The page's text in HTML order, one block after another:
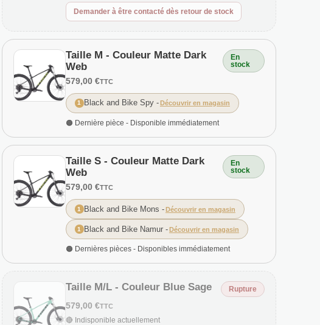
Demander à être contacté dès retour de stock
Taille M - Couleur Matte Dark
Web
En
stock
579,00 €TTC
1 Black and Bike Spy- Découvrir en magasin
🟠 Dernière pièce - Disponible immédiatement
Taille S - Couleur Matte Dark
Web
En
stock
579,00 €TTC
1 Black and Bike Mons -Découvrir en magasin
1 Black and Bike Namur-Découvrir en magasin
🟠 Dernières pièces - Disponibles immédiatement
Taille M/L - Couleur Blue Sage Rupture
579,00 €TTC
🔴 Indisponible actuellement